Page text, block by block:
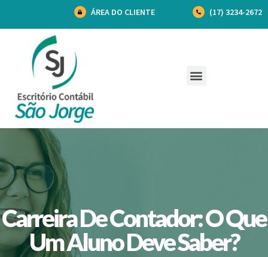
ÁREA DO CLIENTE (17) 3234-2672
Carreira De Contador: O Que
Um Aluno Deve Saber?